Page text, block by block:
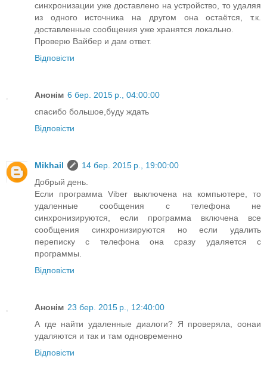
синхронизации уже доставлено на устройство, то удаляя
из одного источника на другом она остаётся, т.к.
доставленные сообщения уже хранятся локально.
Проверю Вайбер и дам ответ.
Відповісти
Анонім 6 бер. 2015 р., 04:00:00
спасибо большое,буду ждать
Відповісти
Mikhail
14 бер. 2015 р., 19:00:00
Добрый день.
Если программа Viber выключена на компьютере, то
удаленные сообщения с телефона не
синхронизируются, если программа включена все
сообщения синхронизируются но если удалить
переписку с телефона она сразу удаляется с
программы.
Відповісти
Анонім 23 бер. 2015 р., 12:40:00
А где найти удаленные диалоги? Я проверяла, оонаи
удаляются и так и там одновременно
Відповісти